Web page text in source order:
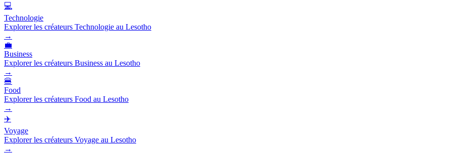
💻
Technologie
Explorer les créateurs Technologie au Lesotho
→
💼
Business
Explorer les créateurs Business au Lesotho
→
🍔
Food
Explorer les créateurs Food au Lesotho
→
✈️
Voyage
Explorer les créateurs Voyage au Lesotho
→